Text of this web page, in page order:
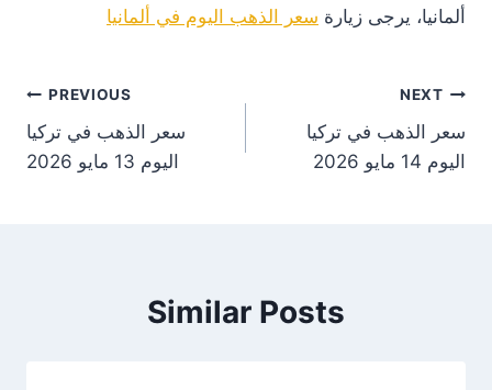
ألمانيا، يرجى زيارة سعر الذهب اليوم في ألمانيا
PREVIOUS
سعر الذهب في تركيا
اليوم 13 مايو 2026
NEXT
سعر الذهب في تركيا
اليوم 14 مايو 2026
Similar Posts